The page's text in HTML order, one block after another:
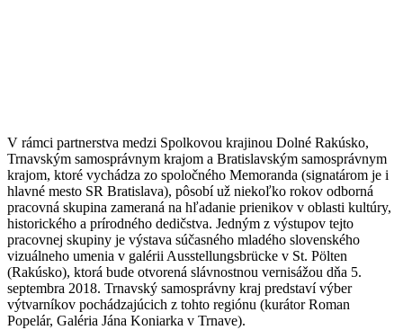
V rámci partnerstva medzi Spolkovou krajinou Dolné Rakúsko,
Trnavským samosprávnym krajom a Bratislavským samosprávnym
krajom, ktoré vychádza zo spoločného Memoranda (signatárom je i
hlavné mesto SR Bratislava), pôsobí už niekoľko rokov odborná
pracovná skupina zameraná na hľadanie prienikov v oblasti kultúry,
historického a prírodného dedičstva. Jedným z výstupov tejto
pracovnej skupiny je výstava súčasného mladého slovenského
vizuálneho umenia v galérii Ausstellungsbrücke v St. Pölten
(Rakúsko), ktorá bude otvorená slávnostnou vernisážou dňa 5.
septembra 2018. Trnavský samosprávny kraj predstaví výber
výtvarníkov pochádzajúcich z tohto regiónu (kurátor Roman
Popelár, Galéria Jána Koniarka v Trnave).